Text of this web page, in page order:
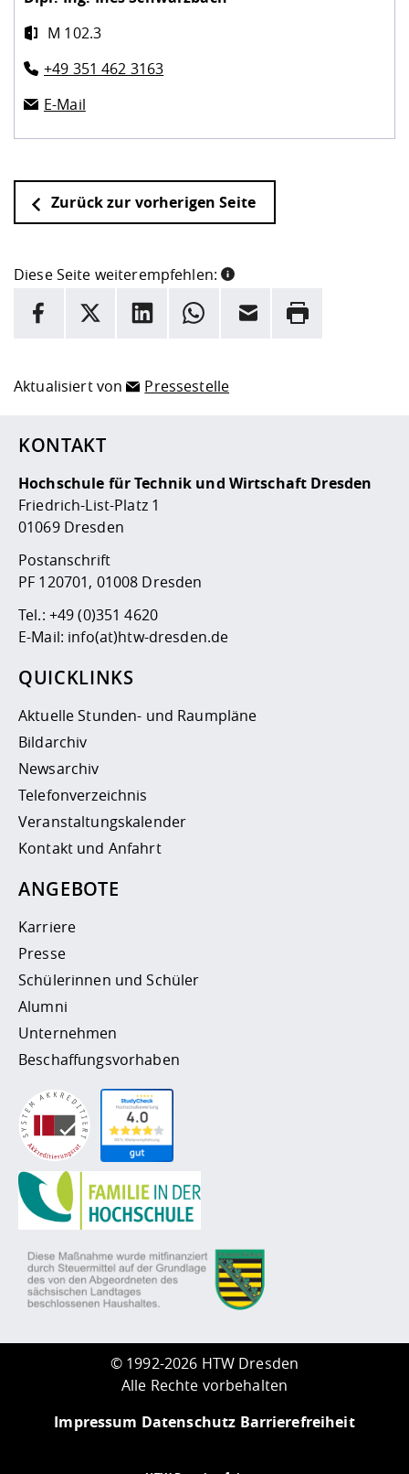
M 102.3
+49 351 462 3163
E-Mail
Zurück zur vorherigen Seite
Diese Seite weiterempfehlen:
INFORMATION
Facebook
X LinkedInWhatsappE-Mail Drucken
Aktualisiert von Pressestelle
KONTAKT
Hochschule für Technik und Wirtschaft Dresden
Friedrich-List-Platz 1
01069 Dresden
Postanschrift
PF 120701, 01008 Dresden
Tel.: +49 (0)351 4620
E-Mail: info(at)htw-dresden.de
QUICKLINKS
Aktuelle Stunden- und Raumpläne
Bildarchiv
Newsarchiv
Telefonverzeichnis
Veranstaltungskalender
Kontakt und Anfahrt
ANGEBOTE
Karriere
Presse
Schülerinnen und Schüler
Alumni
Unternehmen
Beschaffungsvorhaben
© 1992-2026 HTW Dresden
Alle Rechte vorbehalten
Impressum Datenschutz Barrierefreiheit